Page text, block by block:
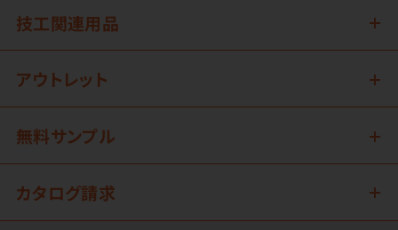
技工関連用品
アウトレット
無料サンプル
カタログ請求